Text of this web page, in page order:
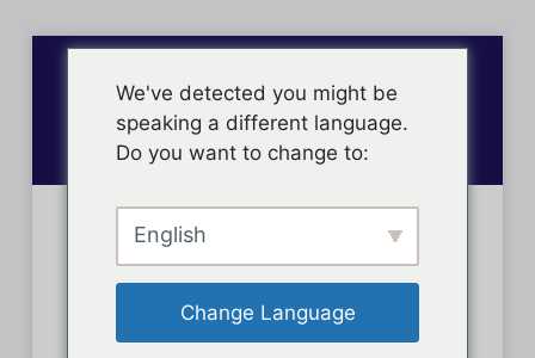
Inicio de sesión
We've detected you might be
speaking a different language.
Do you want to change to:
English
Change Language